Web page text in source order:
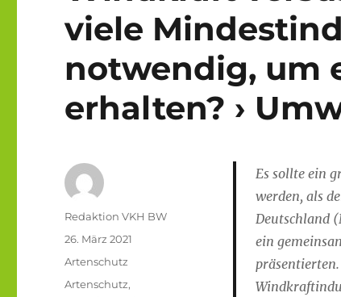
viele
notwendig, um
erhalten? ›
Es sollte ein
werden, als
Deutschland
ein
Autor
Redaktion VKH BW
Veröffentlicht
26. März 2021
Kategorien
Artenschutz
Schlagwörter
Artenschutz,